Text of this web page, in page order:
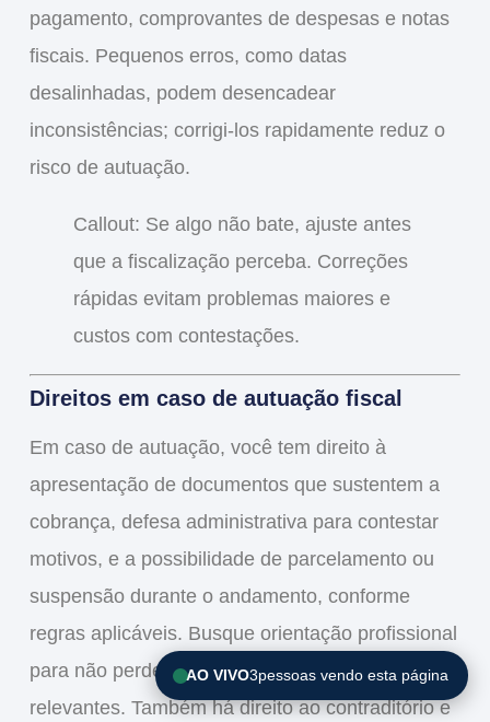
pagamento, comprovantes de despesas e notas
fiscais. Pequenos erros, como datas
desalinhadas, podem desencadear
inconsistências; corrigi-los rapidamente reduz o
risco de autuação.
Callout: Se algo não bate, ajuste antes
que a fiscalização perceba. Correções
rápidas evitam problemas maiores e
custos com contestações.
Direitos em caso de autuação fiscal
Em caso de autuação, você tem direito à
apresentação de documentos que sustentem a
cobrança, defesa administrativa para contestar
motivos, e a possibilidade de parcelamento ou
suspensão durante o andamento, conforme
regras aplicáveis. Busque orientação profissional
para não perder prazos ou omitir informações
relevantes. Também há direito ao contraditório e
AO VIVO3pessoas vendo esta página